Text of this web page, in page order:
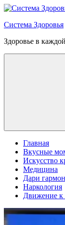
Перейти
содержимому
Система Здоровья
Здоровье в
Главная
Вкусные
Искусство
Медицина
Дари
Наркология
Движение к